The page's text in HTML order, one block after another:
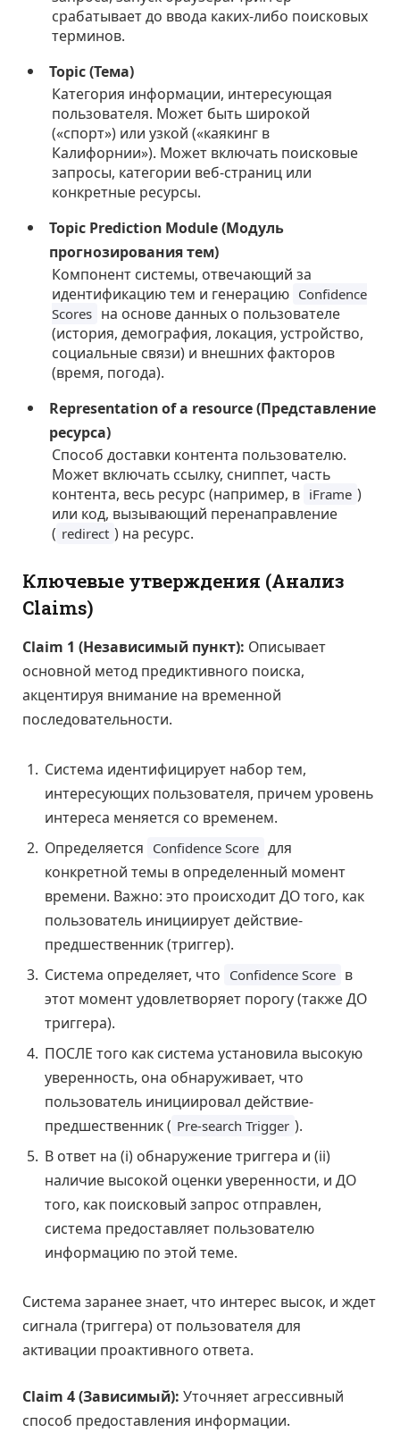
срабатывает до ввода каких-либо поисковых
терминов.
Topic (Тема)
Категория информации, интересующая
пользователя. Может быть широкой
(«спорт») или узкой («каякинг в
Калифорнии»). Может включать поисковые
запросы, категории веб-страниц или
конкретные ресурсы.
Topic Prediction Module (Модуль
прогнозирования тем)
Компонент системы, отвечающий за
идентификацию тем и генерацию Confidence
Scores на основе данных о пользователе
(история, демография, локация, устройство,
социальные связи) и внешних факторов
(время, погода).
Representation of a resource (Представление
ресурса)
Способ доставки контента пользователю.
Может включать ссылку, сниппет, часть
контента, весь ресурс (например, в iFrame )
или код, вызывающий перенаправление
( redirect ) на ресурс.
Ключевые утверждения (Анализ
Claims)
Claim 1 (Независимый пункт): Описывает
основной метод предиктивного поиска,
акцентируя внимание на временной
последовательности.
Система идентифицирует набор тем,
интересующих пользователя, причем уровень
интереса меняется со временем.
Определяется Confidence Score для
конкретной темы в определенный момент
времени. Важно: это происходит ДО того, как
пользователь инициирует действие-
предшественник (триггер).
Система определяет, что Confidence Score в
этот момент удовлетворяет порогу (также ДО
триггера).
ПОСЛЕ того как система установила высокую
уверенность, она обнаруживает, что
пользователь инициировал действие-
предшественник ( Pre-search Trigger ).
В ответ на (i) обнаружение триггера и (ii)
наличие высокой оценки уверенности, и ДО
того, как поисковый запрос отправлен,
система предоставляет пользователю
информацию по этой теме.
Система заранее знает, что интерес высок, и ждет
сигнала (триггера) от пользователя для
активации проактивного ответа.
Claim 4 (Зависимый): Уточняет агрессивный
способ предоставления информации.